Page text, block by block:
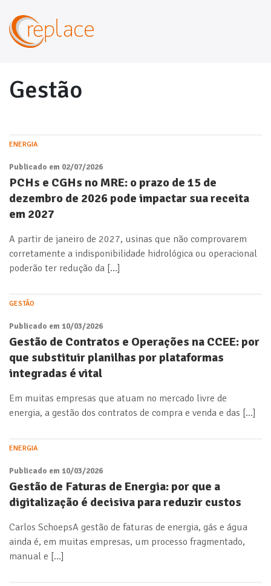
Gestão
ENERGIA
Publicado em 02/07/2026
PCHs e CGHs no MRE: o prazo de 15 de
dezembro de 2026 pode impactar sua receita
em 2027
A partir de janeiro de 2027, usinas que não comprovarem
corretamente a indisponibilidade hidrológica ou operacional
poderão ter redução da […]
GESTÃO
Publicado em 10/03/2026
Gestão de Contratos e Operações na CCEE: por
que substituir planilhas por plataformas
integradas é vital
Em muitas empresas que atuam no mercado livre de
energia, a gestão dos contratos de compra e venda e das […]
ENERGIA
Publicado em 10/03/2026
Gestão de Faturas de Energia: por que a
digitalização é decisiva para reduzir custos
Carlos SchoepsA gestão de faturas de energia, gás e água
ainda é, em muitas empresas, um processo fragmentado,
manual e […]